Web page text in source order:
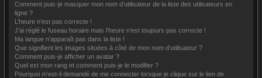
Comment puis-je masquer mon nom d’utilisateur de la liste des utilisateurs en
ligne ?
L’heure n’est pas correcte !
J’ai réglé le fuseau horaire mais l’heure n’est toujours pas correcte !
Ma langue n’apparaît pas dans la liste !
Que signifient les images situées à côté de mon nom d’utilisateur ?
Comment puis-je afficher un avatar ?
Quel est mon rang et comment puis-je le modifier ?
Pourquoi m’est-il demandé de me connecter lorsque je clique sur le lien de